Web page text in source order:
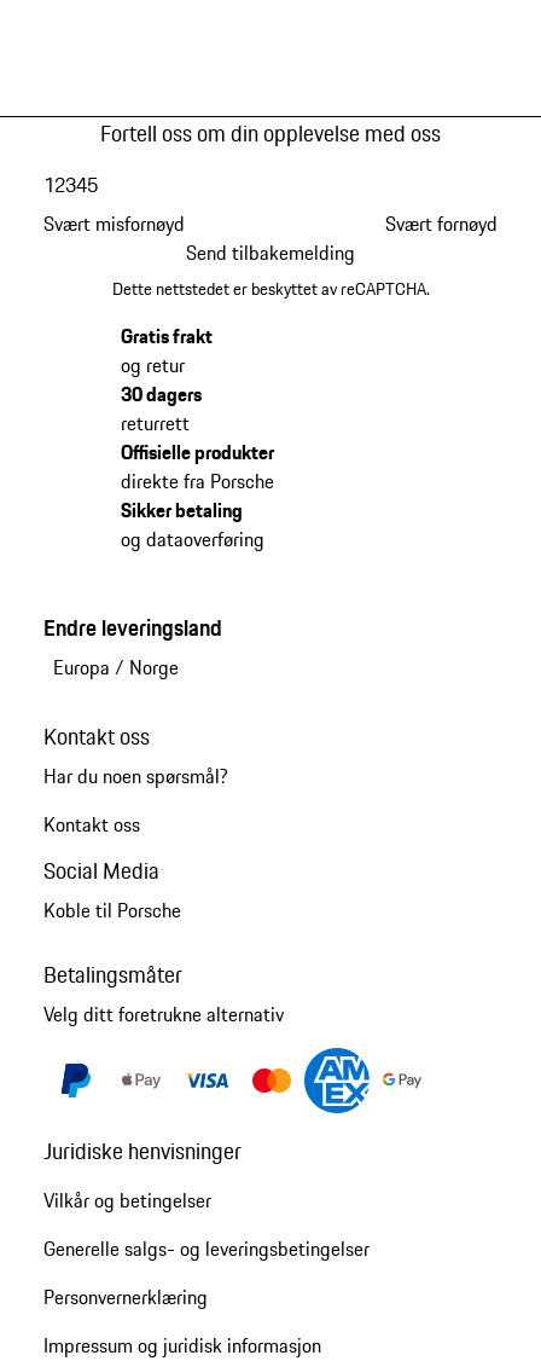
Fortell oss om din opplevelse med oss
Svært misfornøyd
12345
Svært fornøyd
Send tilbakemelding
Dette nettstedet er beskyttet av reCAPTCHA.
Gratis frakt
og retur
30 dagers
returrett
Offisielle produkter
direkte fra Porsche
Sikker betaling
og dataoverføring
Endre leveringsland
Europa / Norge
Kontakt oss
Har du noen spørsmål?
Kontakt oss
Social Media
Koble til Porsche
Betalingsmåter
Velg ditt foretrukne alternativ
Juridiske henvisninger
Vilkår og betingelser
Generelle salgs- og leveringsbetingelser
Personvernerklæring
Impressum og juridisk informasjon